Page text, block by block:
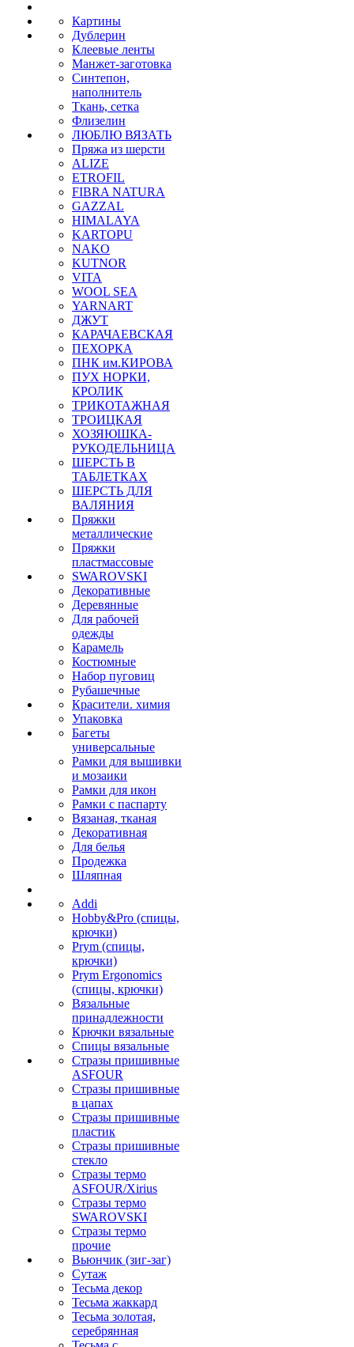
Картины
Дублерин
Клеевые ленты
Манжет-заготовка
Синтепон,
наполнитель
Ткань, сетка
Флизелин
ЛЮБЛЮ ВЯЗАТЬ
Пряжа из шерсти
ALIZE
ETROFIL
FIBRA NATURA
GAZZAL
HIMALAYA
KARTOPU
NAKO
KUTNOR
VITA
WOOL SEA
YARNART
ДЖУТ
КАРАЧАЕВСКАЯ
ПЕХОРКА
ПНК им.КИРОВА
ПУХ НОРКИ,
КРОЛИК
ТРИКОТАЖНАЯ
ТРОИЦКАЯ
ХОЗЯЮШКА-
РУКОДЕЛЬНИЦА
ШЕРСТЬ В
ТАБЛЕТКАХ
ШЕРСТЬ ДЛЯ
ВАЛЯНИЯ
Пряжки
металлические
Пряжки
пластмассовые
SWAROVSKI
Декоративные
Деревянные
Для рабочей
одежды
Карамель
Костюмные
Набор пуговиц
Рубашечные
Красители. химия
Упаковка
Багеты
универсальные
Рамки для вышивки
и мозаики
Рамки для икон
Рамки с паспарту
Вязаная, тканая
Декоративная
Для белья
Продежка
Шляпная
Addi
Hobby&Pro (спицы,
крючки)
Prym (спицы,
крючки)
Prym Ergonomics
(спицы, крючки)
Вязальные
принадлежности
Крючки вязальные
Спицы вязальные
Стразы пришивные
ASFOUR
Стразы пришивные
в цапах
Стразы пришивные
пластик
Стразы пришивные
стекло
Стразы термо
ASFOUR/Xirius
Стразы термо
SWAROVSKI
Стразы термо
прочие
Вьюнчик (зиг-заг)
Сутаж
Тесьма декор
Тесьма жаккард
Тесьма золотая,
серебрянная